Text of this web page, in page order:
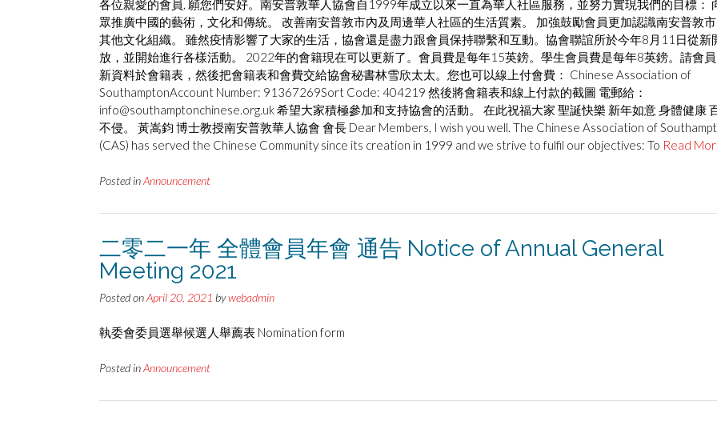
各位親愛的會員, 願您們安好。南安普敦華人協會自1999年成立以來一直為華人社區服務，並努力實現我們的目標：
眾推廣中國的藝術，文化和傳統。 改善南安普敦市內及周邊華人社區的生活質素。 加強鼓勵會員更加認識南安普敦
其他文化組織。 雖然疫情影響了大家的生活，協會還是盡力跟會員保持聯繫和互動。協會聯誼所於今年8月11日從新
放，並開始進行各樣活動。 2022年的會籍現在可以更新了。會員費是每年15英鎊。學生會員費是每年8英鎊。請會
新資料於會籍表，然後把會籍表和會費交給協會秘書林雪欣太太。您也可以線上付會費： Chinese Association of
SouthamptonAccount Number: 91367269Sort Code: 404219 然後將會籍表和線上付款的截圖 電郵給：
info@southamptonchinese.org.uk 希望大家積極參加和支持協會的活動。 在此祝福大家 聖誕快樂 新年如意 身體健康
不侵。 黃嵩鈞 博士教授南安普敦華人協會 會長 Dear Members, I wish you well. The Chinese Association of
(CAS) has served the Chinese Community since its creation in 1999 and we strive to fulfil our objectives: To Read
Posted inAnnouncement
二零二一年 全體會員年會 通告 Notice of Annual General
Meeting 2021
Posted onApril 20, 2021 bywebadmin
執委會委員選舉候選人舉薦表 Nomination form
Posted inAnnouncement